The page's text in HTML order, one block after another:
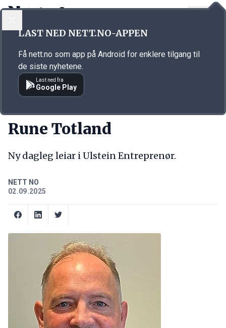
Annonsørinnhold
Rune Totland
Ny dagleg leiar i Ulstein Entreprenør.
NETT NO
02.09.2025
LAST NED NETT.NO-APPEN
Få nett.no som app på Android for enklere tilgang til
de siste nyhetene.
Last ned fra
Google Play